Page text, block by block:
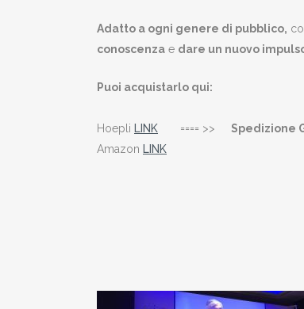
Adatto a ogni genere di pubblico,
conoscenza e dare un nuovo
Puoi acquistarlo qui:
Hoepli LINK ==== >> Spedizione
Amazon LINK